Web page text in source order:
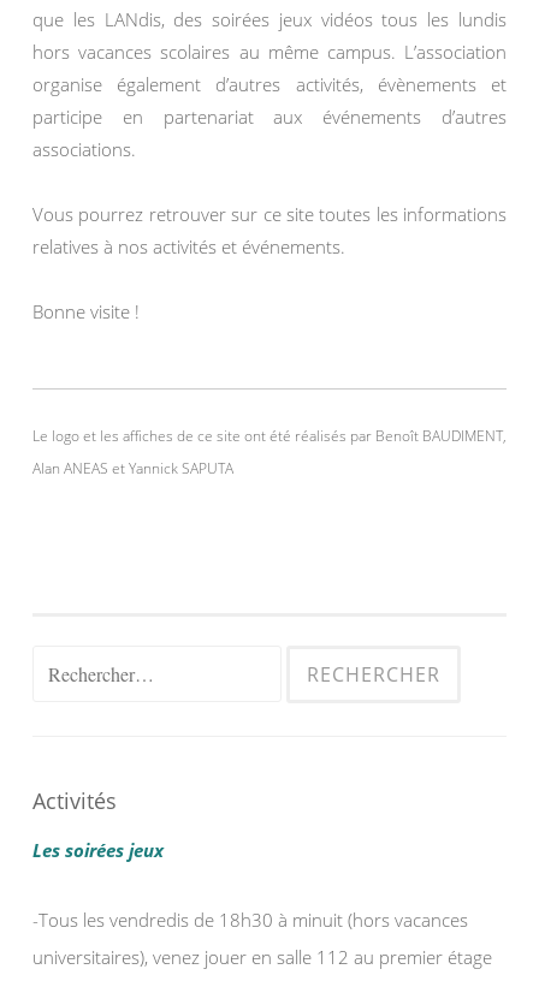
que les LANdis, des soirées jeux vidéos tous les lundis
hors vacances scolaires au même campus. L’association
organise également d’autres activités, évènements et
participe en partenariat aux événements d’autres
associations.
Vous pourrez retrouver sur ce site toutes les informations
relatives à nos activités et événements.
Bonne visite !
Le logo et les affiches de ce site ont été réalisés par Benoît BAUDIMENT,
Alan ANEAS et Yannick SAPUTA
Rechercher :
Activités
Les soirées jeux
-Tous les vendredis de 18h30 à minuit (hors vacances
universitaires), venez jouer en salle 112 au premier étage